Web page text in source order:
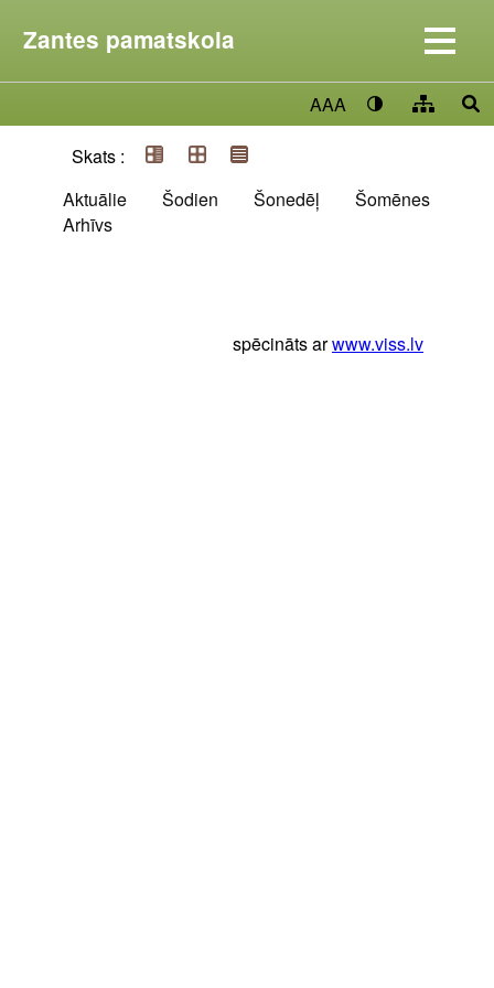
Zantes pamatskola
AAA
Skats :
Aktuālie
Šodien Šonedēļ
Šomēnes
Arhīvs
spēcināts arwww.viss.lv